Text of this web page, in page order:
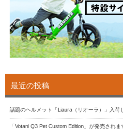
最近の投稿
話題のヘルメット「Liaura（リオーラ）」入荷
「Votani Q3 Pet Custom Edition」が発売されま